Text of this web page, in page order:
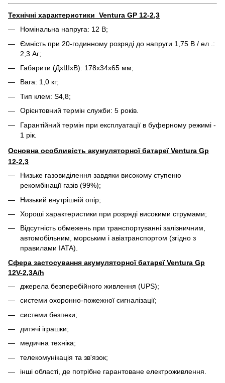
Технічні характеристики Ventura GP 12-2,3
Номінальна напруга: 12 B;
Ємність при 20-годинному розряді до напруги 1,75 В / ел .:
2,3 Aг;
Габарити (ДхШхВ): 178x34x65 мм;
Вага: 1,0 кг;
Тип клем: S4,8;
Орієнтовний термін служби: 5 років.
Гарантійний термін при експлуатації в буферному режимі -
1 рік.
Основна особливість акумуляторної батареї Ventura Gp
12-2,3
Низьке газовиділення завдяки високому ступеню
рекомбінації газів (99%);
Низький внутрішній опір;
Хороші характеристики при розряді високими струмами;
Відсутність обмежень при транспортуванні залізничним,
автомобільним, морським і авіатранспортом (згідно з
правилами IATA).
Сфера застосування акумуляторної батареї Ventura Gp
12V-2,3A/h
джерела безперебійного живлення (UPS);
системи охоронно-пожежної сигналізації;
системи безпеки;
дитячі іграшки;
медична техніка;
телекомунікація та зв'язок;
інші області, де потрібне гарантоване електроживлення.